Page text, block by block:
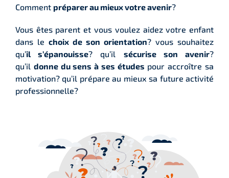
Comment préparer au mieux votre avenir?
Vous êtes parent et vous voulez aidez votre enfant
dans le choix de son orientation? vous souhaitez
qu’il s’épanouisse? qu’il sécurise son avenir?
qu’il donne du sens à ses études pour accroître sa
motivation? qu’il prépare au mieux sa future activité
professionnelle?